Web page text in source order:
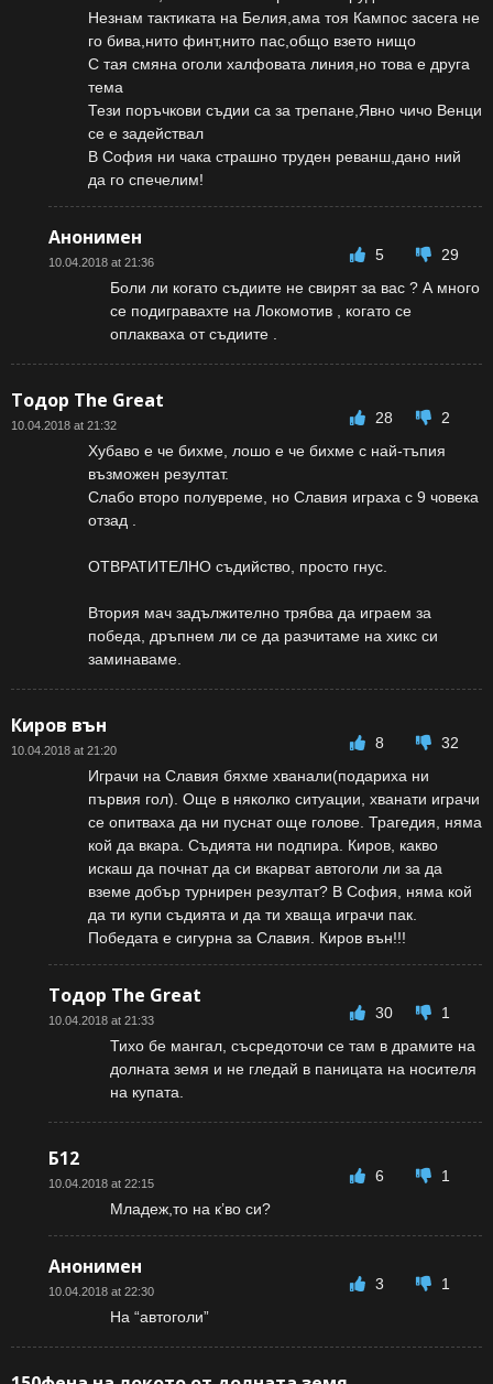
Незнам тактиката на Белия,ама тоя Кампос засега не
го бива,нито финт,нито пас,общо взето нищо
С тая смяна оголи халфовата линия,но това е друга
тема
Тези поръчкови съдии са за трепане,Явно чичо Венци
се е задействал
В София ни чака страшно труден реванш,дано ний
да го спечелим!
Анонимен
10.04.2018 at 21:36 5
29
Боли ли когато съдиите не свирят за вас ? А много
се подигравахте на Локомотив , когато се
оплакваха от съдиите .
Тодор The Great
10.04.2018 at 21:32 28
2
Хубаво е че бихме, лошо е че бихме с най-тъпия
възможен резултат.
Слабо второ полувреме, но Славия играха с 9 човека
отзад .
ОТВРАТИТЕЛНО съдийство, просто гнус.
Втория мач задължително трябва да играем за
победа, дръпнем ли се да разчитаме на хикс си
заминаваме.
Киров вън
10.04.2018 at 21:20 8
32
Играчи на Славия бяхме хванали(подариха ни
първия гол). Още в няколко ситуации, хванати играчи
се опитваха да ни пуснат още голове. Трагедия, няма
кой да вкара. Съдията ни подпира. Киров, какво
искаш да почнат да си вкарват автоголи ли за да
вземе добър турнирен резултат? В София, няма кой
да ти купи съдията и да ти хваща играчи пак.
Победата е сигурна за Славия. Киров вън!!!
Тодор The Great
10.04.2018 at 21:33 30
1
Тихо бе мангал, съсредоточи се там в драмите на
долната земя и не гледай в паницата на носителя
на купата.
Б12
10.04.2018 at 22:15 6
1
Младеж,то на к’во си?
Анонимен
10.04.2018 at 22:30 3
1
На “автоголи”